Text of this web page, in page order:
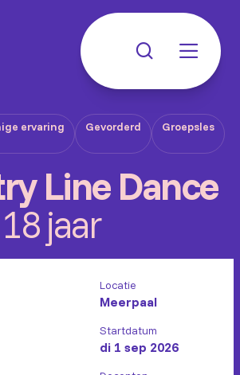
ervaring Gevorderd Groepsles
Line Dance
jaar
Locatie
Meerpaal
Startdatum
di 1 sep 2026